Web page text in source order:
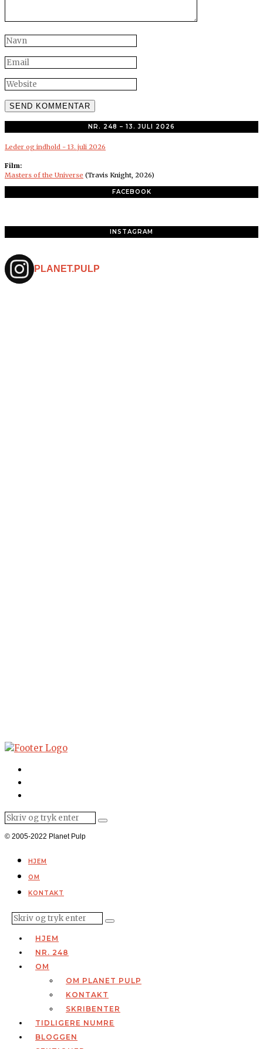
NR. 248 – 13. JULI 2026
Leder og indhold - 13. juli 2026
Film:
Masters of the Universe (Travis Knight, 2026)
FACEBOOK
INSTAGRAM
PLANET.PULP
© 2005-2022 Planet Pulp
HJEM
OM
KONTAKT
HJEM
NR. 248
OM
OM PLANET PULP
KONTAKT
SKRIBENTER
TIDLIGERE NUMRE
BLOGGEN